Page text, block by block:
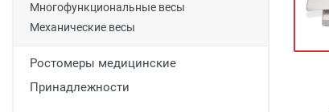
Стоматологическое оборудование
Лабораторное оборудование
Оборудование для скорой помощи
Многофункциональные весы
Механические весы
Ростомеры медицинские
Принадлежности